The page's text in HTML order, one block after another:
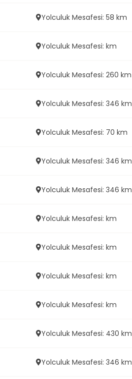
Yolculuk Mesafesi: 58 km
Yolculuk Mesafesi: km
Yolculuk Mesafesi: 260 km
Yolculuk Mesafesi: 346 km
Yolculuk Mesafesi: 70 km
Yolculuk Mesafesi: 346 km
Yolculuk Mesafesi: 346 km
Yolculuk Mesafesi: km
Yolculuk Mesafesi: km
Yolculuk Mesafesi: km
Yolculuk Mesafesi: km
Yolculuk Mesafesi: 430 km
Yolculuk Mesafesi: 346 km